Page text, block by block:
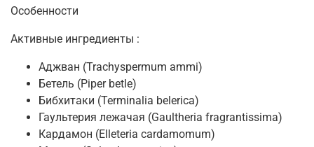
Особенности
Активные ингредиенты :
Аджван (Trachyspermum ammi)
Бетель (Piper betle)
Бибхитаки (Terminalia belerica)
Гаультерия лежачая (Gaultheria fragrantissima)
Кардамон (Elleteria cardamomum)